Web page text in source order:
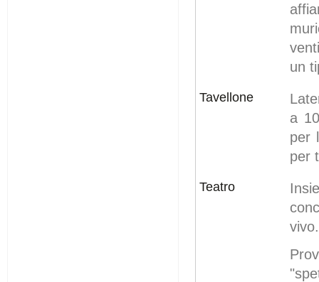
un
Tavellone
a
per
per
Teatro
vivo.